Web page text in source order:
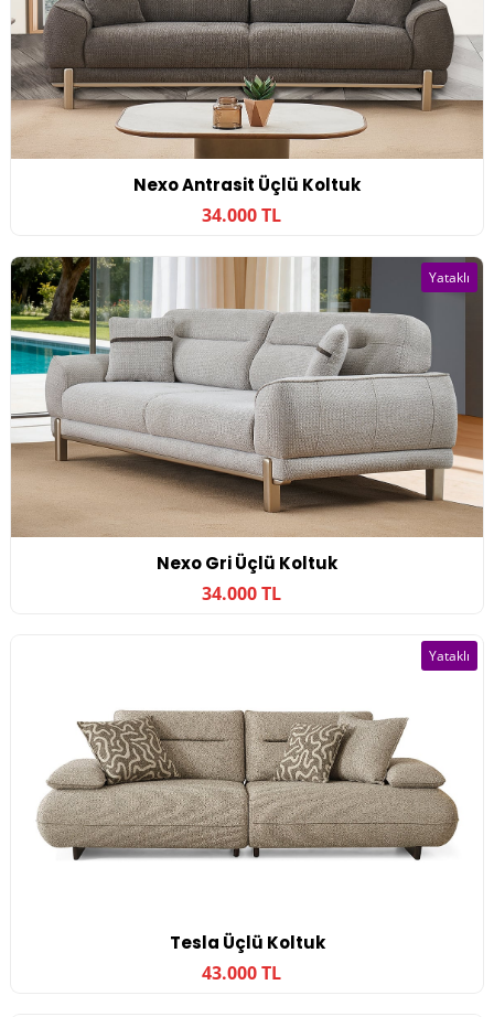
Nexo Antrasit Üçlü Koltuk
34.000 TL
Nexo Gri Üçlü Koltuk
34.000 TL
Yataklı
Tesla Üçlü Koltuk
43.000 TL
Yataklı